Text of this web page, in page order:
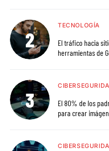
TECNOLOGÍA
El tráfico hacia
herramientas de
El 80% de los
para crear